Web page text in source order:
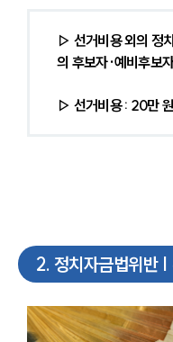
▷ 선거비용 외의 정
의 후보자·예비후보
▷ 선거비용 : 20만 원
2. 정치자금법위반 |